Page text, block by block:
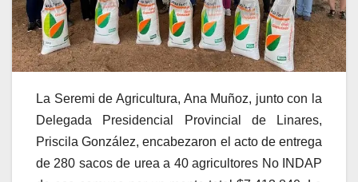
La Seremi de Agricultura, Ana Muñoz, junto con la
Delegada Presidencial Provincial de Linares,
Priscila González, encabezaron el acto de entrega
de 280 sacos de urea a 40 agricultores No INDAP